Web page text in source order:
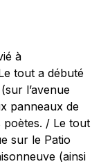
à
tout a débuté
l’avenue
panneaux de
poètes. / Le tout
sur le Patio
(ainsi